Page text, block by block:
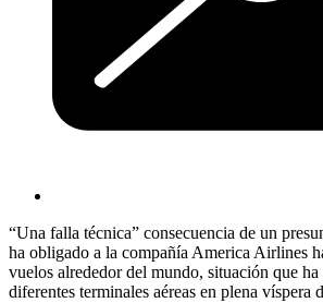
“Una falla técnica” consecuencia de un
ha obligado a la compañía America Airlines
vuelos alrededor del mundo, situación que ha
diferentes terminales aéreas en plena víspera